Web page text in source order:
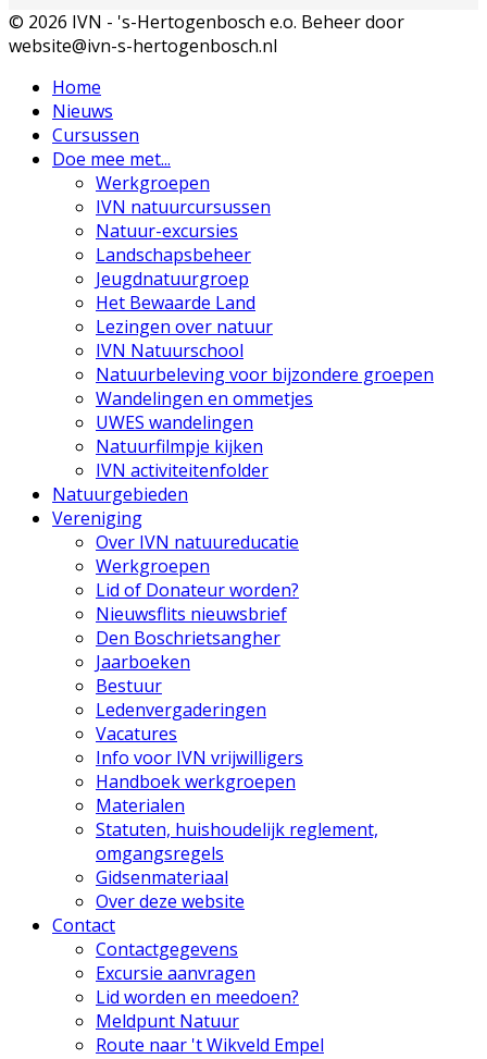
© 2026 IVN - 's-Hertogenbosch e.o. Beheer door
website@ivn-s-hertogenbosch.nl
Home
Nieuws
Cursussen
Doe mee met...
Werkgroepen
IVN natuurcursussen
Natuur-excursies
Landschapsbeheer
Jeugdnatuurgroep
Het Bewaarde Land
Lezingen over natuur
IVN Natuurschool
Natuurbeleving voor bijzondere groepen
Wandelingen en ommetjes
UWES wandelingen
Natuurfilmpje kijken
IVN activiteitenfolder
Natuurgebieden
Vereniging
Over IVN natuureducatie
Werkgroepen
Lid of Donateur worden?
Nieuwsflits nieuwsbrief
Den Boschrietsangher
Jaarboeken
Bestuur
Ledenvergaderingen
Vacatures
Info voor IVN vrijwilligers
Handboek werkgroepen
Materialen
Statuten, huishoudelijk reglement,
omgangsregels
Gidsenmateriaal
Over deze website
Contact
Contactgegevens
Excursie aanvragen
Lid worden en meedoen?
Meldpunt Natuur
Route naar 't Wikveld Empel